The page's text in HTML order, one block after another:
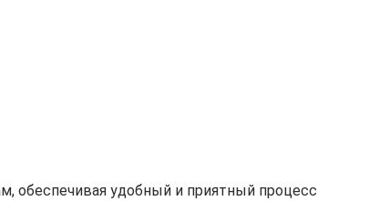
обеспечивая удобный и приятный процесс